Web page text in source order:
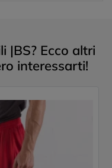
|BS? Ecco altri
interessarti!